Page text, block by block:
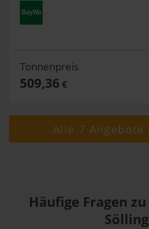
Tonnenpreis
509,36 €
Alle 7 Angebote
Häufige Fragen